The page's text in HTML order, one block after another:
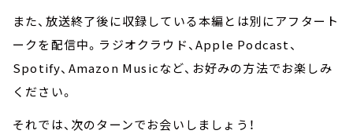
また、放送終了後に収録している本編とは別にアフタート
ークを配信中。ラジオクラウド、Apple Podcast、
Spotify、Amazon Musicなど、お好みの方法でお楽しみ
ください。
それでは、次のターンでお会いしましょう！